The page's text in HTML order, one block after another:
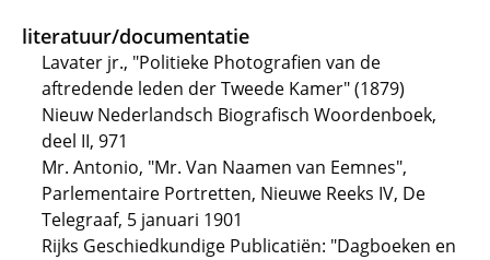
literatuur/documentatie
Lavater jr., "Politieke Photografien van de
aftredende leden der Tweede Kamer" (1879)
Nieuw Nederlandsch Biografisch Woordenboek,
deel II, 971
Mr. Antonio, "Mr. Van Naamen van Eemnes",
Parlementaire Portretten, Nieuwe Reeks IV, De
Telegraaf, 5 januari 1901
Rijks Geschiedkundige Publicatiën: "Dagboeken en